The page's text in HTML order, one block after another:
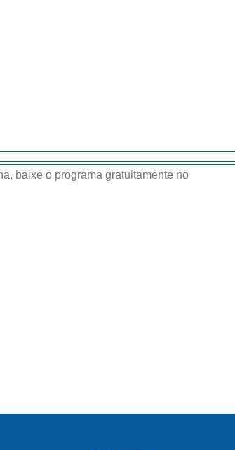
baixe o programa gratuitamente no